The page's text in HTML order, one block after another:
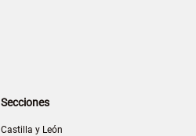
Secciones
Castilla y León